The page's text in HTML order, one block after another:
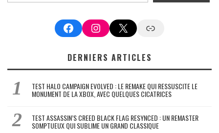
FacebookInstagram
X Google News
DERNIERS ARTICLES
TEST HALO CAMPAIGN EVOLVED : LE REMAKE QUI RESSUSCITE LE
MONUMENT DE LA XBOX, AVEC QUELQUES CICATRICES
TEST ASSASSIN’S CREED BLACK FLAG RESYNCED : UN REMASTER
SOMPTUEUX QUI SUBLIME UN GRAND CLASSIQUE